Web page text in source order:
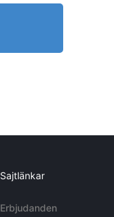
Sajtlänkar
Erbjudanden